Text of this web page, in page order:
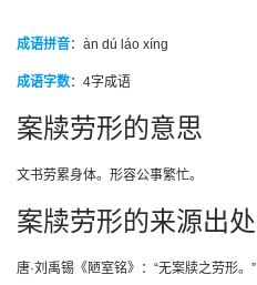
成语拼音：àn dú láo xíng
成语字数： 4字成语
案牍劳形的意思
文书劳累身体。形容公事繁忙。
案牍劳形的来源出处
唐·刘禹锡《陋室铭》：“无案牍之劳形。”